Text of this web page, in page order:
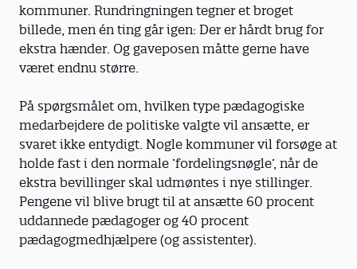
kommuner. Rundringningen tegner et broget
billede, men én ting går igen: Der er hårdt brug for
ekstra hænder. Og gaveposen måtte gerne have
været endnu større.
På spørgsmålet om, hvilken type pædagogiske
medarbejdere de politiske valgte vil ansætte, er
svaret ikke entydigt. Nogle kommuner vil forsøge at
holde fast i den normale ’fordelingsnøgle’, når de
ekstra bevillinger skal udmøntes i nye stillinger.
Pengene vil blive brugt til at ansætte 60 procent
uddannede pædagoger og 40 procent
pædagogmedhjælpere (og assistenter).